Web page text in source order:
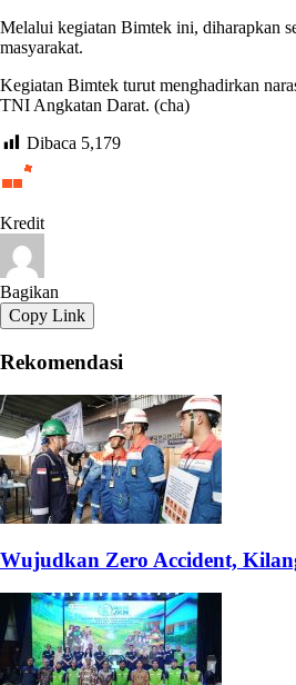
Melalui kegiatan Bimtek ini, diharapkan
masyarakat.
Kegiatan Bimtek turut menghadirkan
TNI Angkatan Darat. (cha)
Dibaca 5,179
Kredit
Bagikan
Copy Link
Rekomendasi
Wujudkan Zero Accident,